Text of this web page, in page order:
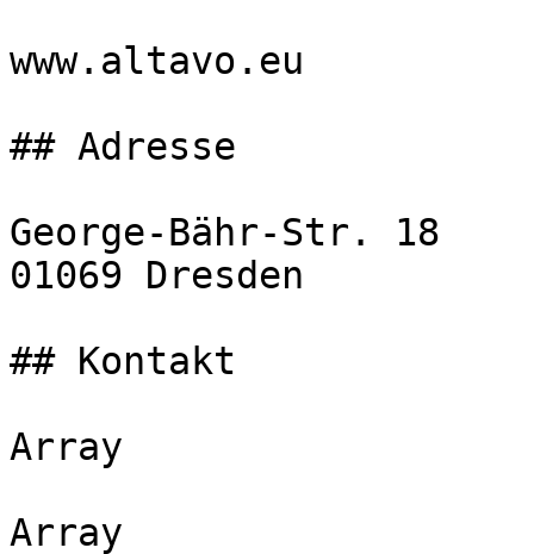
www.altavo.eu
## Adresse
George-Bähr-Str. 18
01069 Dresden
## Kontakt
Array
Array